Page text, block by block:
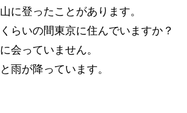
に登ったことがあります。
らいの間東京に住んでいますか？
会っていません。
雨が降っています。